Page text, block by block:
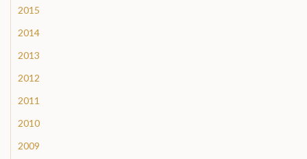
2015
2014
2013
2012
2011
2010
2009